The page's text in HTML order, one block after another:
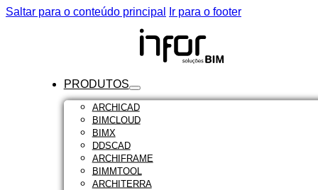
Saltar para o conteúdo principal Ir para o footer
PRODUTOS
ARCHICAD
BIMCLOUD
BIMX
DDSCAD
ARCHIFRAME
BIMMTOOL
ARCHITERRA